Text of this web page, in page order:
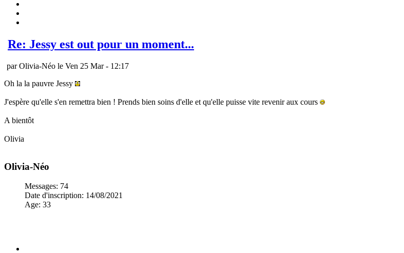
Re: Jessy est out pour un moment...
par Olivia-Néo le Ven 25 Mar - 12:17
Oh la la pauvre Jessy
J'espère qu'elle s'en remettra bien ! Prends bien soins d'elle et qu'elle puisse vite revenir aux cours
A bientôt
Olivia
Olivia-Néo
Messages: 74
Date d'inscription: 14/08/2021
Age: 33